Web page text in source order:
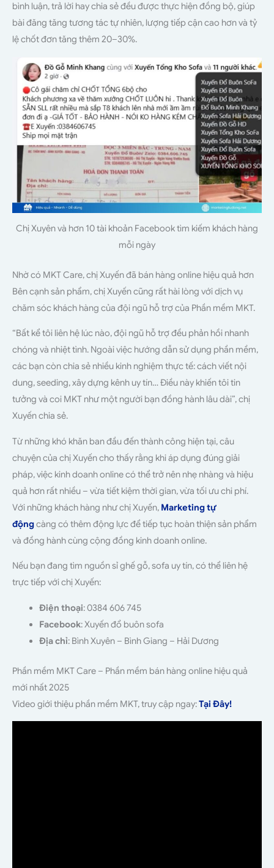
bình luận, trả lời hay chia sẻ đều được thực hiện đồng bộ, giúp
bài đăng tăng tương tác tự nhiên, lượng tiếp cận cao hơn và tỷ
lệ chốt đơn tăng thêm 20–30%.
Chị Xuyên và hơn 10 tài khoản Facebook tìm kiếm khách hàng
mỗi ngày
Nhờ có MKT Care, chị Xuyến đã bán hàng online hiệu quả hơn
Bên cạnh sản phẩm, chị Xuyến cũng rất hài lòng với dịch vụ
chăm sóc khách hàng của đội ngũ hỗ trợ của Phần mềm MKT.
“Bất kể tôi liên hệ lúc nào, đội ngũ hỗ trợ đều phản hồi nhanh
chóng và nhiệt tình. Ngoài việc hướng dẫn sử dụng phần mềm,
các bạn còn chia sẻ nhiều kinh nghiệm thực tế: cách viết nội
dung, seeding, xây dựng kênh uy tín… Điều này khiến tôi tin
tưởng và coi MKT như một người bạn đồng hành lâu dài”, chị
Xuyến chia sẻ.
Từ những khó khăn ban đầu đến thành công hiện tại, câu
chuyện của chị Xuyến cho thấy rằng khi áp dụng đúng giải
pháp, việc kinh doanh online có thể trở nên nhẹ nhàng và hiệu
quả hơn rất nhiều – vừa tiết kiệm thời gian, vừa tối ưu chi phí.
Với những khách hàng như chị Xuyến, Marketing tự
độngcàng có thêm động lực để tiếp tục hoàn thiện sản phẩm
và đồng hành cùng cộng đồng kinh doanh online.
Nếu bạn đang tìm nguồn sỉ ghế gỗ, sofa uy tín, có thể liên hệ
trực tiếp với chị Xuyến:
Điện thoại: 0384 606 745
Facebook: Xuyến đổ buôn sofa
Địa chỉ: Bình Xuyên – Bình Giang – Hải Dương
Phần mềm MKT Care – Phần mềm bán hàng online hiệu quả
mới nhất 2025
Video giới thiệu phần mềm MKT, truy cập ngay:Tại Đây!